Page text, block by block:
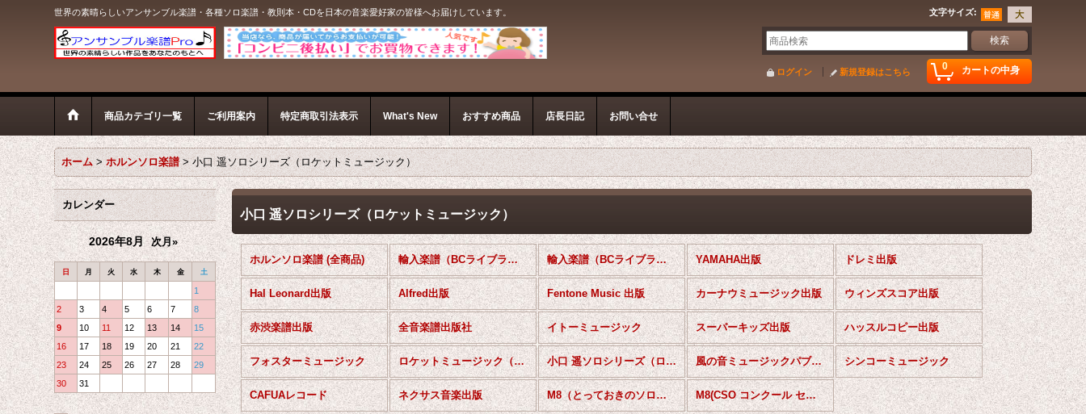
世界の素晴らしいアンサンブル楽譜・各種ソロ楽譜・教則本・CDを日本の音楽愛好家の皆様へお届けしています。 文字サイズ:
0 カートの中身
ログイン 新規登録はこちら
商品カテゴリ一覧 ご利用案内 特定商取引法表示 What's New おすすめ商品 店長日記 お問い合せ
ホーム > ホルンソロ楽譜 > 小口 遥ソロシリーズ（ロケットミュージック）
カレンダー
2026年8月 次月»
日 月 火 水 木 金 土
1
2
3 4 5 6 7
8
9
10 11 12 13 14
15
16
17 18 19 20 21
22
23
24 25 26 27 28
29
30
31
小口 遥ソロシリーズ（ロケットミュージック）
ホルンソロ楽譜 (全商品) 輸入楽譜（BCライブラリー【独奏曲】） 輸入楽譜（BCライブラリー【フレンチホルン＆ピアノ】） YAMAHA出版 ドレミ出版
Hal Leonard出版 Alfred出版 Fentone Music 出版 カーナウミュージック出版 ウィンズスコア出版
赤渋楽譜出版 全音楽譜出版社 イトーミュージック スーパーキッズ出版 ハッスルコピー出版
フォスターミュージック ロケットミュージック（ソロコンテスト・レパートリー） 小口 遥ソロシリーズ（ロケットミュージック） 風の音ミュージックパブリッシング シンコーミュージック
CAFUAレコード ネクサス音楽出版 M8（とっておきのソロシリーズ） M8(CSO コンクール セレクション)